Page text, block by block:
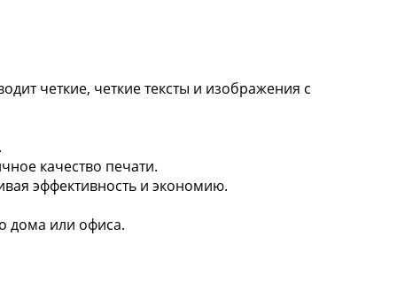
четкие, четкие тексты и изображения с
качество печати.
эффективность и экономию.
дома или офиса.